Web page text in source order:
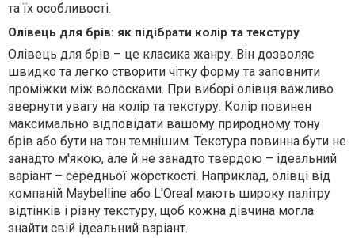
та їх особливості.
Олівець для брів: як підібрати колір та текстуру
Олівець для брів – це класика жанру. Він дозволяє
швидко та легко створити чітку форму та заповнити
проміжки між волосками. При виборі олівця важливо
звернути увагу на колір та текстуру. Колір повинен
максимально відповідати вашому природному тону
брів або бути на тон темнішим. Текстура повинна бути не
занадто м'якою, але й не занадто твердою – ідеальний
варіант – середньої жорсткості. Наприклад, олівці від
компаній Maybelline або L'Oreal мають широку палітру
відтінків і різну текстуру, щоб кожна дівчина могла
знайти свій ідеальний варіант.